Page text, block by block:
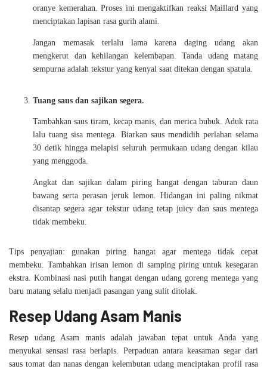
oranye kemerahan. Proses ini mengaktifkan reaksi Maillard yang
menciptakan lapisan rasa gurih alami.
Jangan memasak terlalu lama karena daging udang akan
mengkerut dan kehilangan kelembapan. Tanda udang matang
sempurna adalah tekstur yang kenyal saat ditekan dengan spatula.
Tuang saus dan sajikan segera.
Tambahkan saus tiram, kecap manis, dan merica bubuk. Aduk rata
lalu tuang sisa mentega. Biarkan saus mendidih perlahan selama
30 detik hingga melapisi seluruh permukaan udang dengan kilau
yang menggoda.
Angkat dan sajikan dalam piring hangat dengan taburan daun
bawang serta perasan jeruk lemon. Hidangan ini paling nikmat
disantap segera agar tekstur udang tetap juicy dan saus mentega
tidak membeku.
Tips penyajian: gunakan piring hangat agar mentega tidak cepat
membeku. Tambahkan irisan lemon di samping piring untuk kesegaran
ekstra. Kombinasi nasi putih hangat dengan udang goreng mentega yang
baru matang selalu menjadi pasangan yang sulit ditolak.
Resep Udang Asam Manis
Resep udang Asam manis adalah jawaban tepat untuk Anda yang
menyukai sensasi rasa berlapis. Perpaduan antara keasaman segar dari
saus tomat dan nanas dengan kelembutan udang menciptakan profil rasa